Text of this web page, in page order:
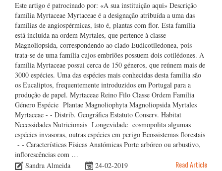
Este artigo é patrocinado por: «A sua instituição aqui» Descrição
família Myrtaceae Myrtaceae é a designação atribuída a uma das
famílias de angiospérmicas, isto é, plantas com flor. Esta família
está incluída na ordem Myrtales, que pertence à classe
Magnoliopsida, correspondendo ao clado Eudicotiledonea, pois
trata-se de uma família cujos embriões possuem dois cotilédones. A
família Myrtaceae possui cerca de 150 géneros, que reúnem mais de
3000 espécies. Uma das espécies mais conhecidas desta família são
os Eucaliptos, frequentemente introduzidos em Portugal para a
produção de papel. Myrtaceae Reino Filo Classe Ordem Família
Género Espécie Plantae Magnoliophyta Magnoliopsida Myrtales
Myrtaceae - - Distrib. Geográfica Estatuto Conserv. Habitat
Necessidades Nutricionais Longevidade cosmopolita algumas
espécies invasoras, outras espécies em perigo Ecossistemas florestais
- - Características Físicas Anatómicas Porte arbóreo ou arbustivo,
inflorescências com …
Sandra Almeida
24-02-2019 Read Article